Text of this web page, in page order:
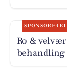
SPONSORERET
Ro &
behandling